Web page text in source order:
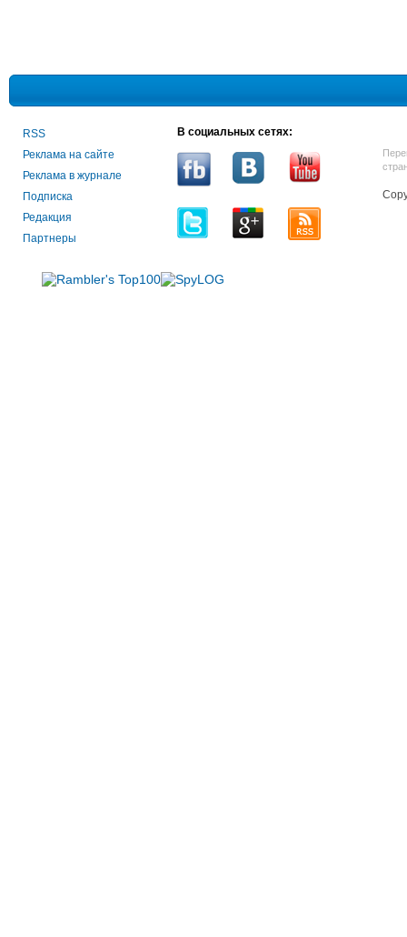
RSS
Реклама на сайте
Реклама в журнале
Подписка
Редакция
Партнеры
В социальных сетях: